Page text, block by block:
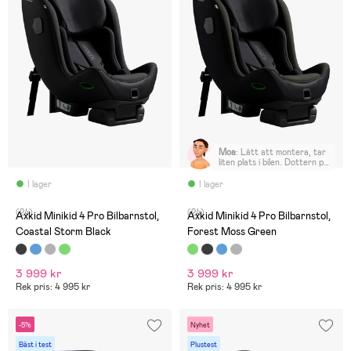
I lager
(24)
Axkid Minikid 4 Pro Bilbarnstol,
Coastal Storm Black
3 999 kr
Rek pris: 4 995 kr
I lager
Moa: Lätt att montera, tar
liten plats i bilen. Dottern på
jättebra i den. Gott om
(24)
Axkid Minikid 4 Pro Bilbarnstol,
Forest Moss Green
3 999 kr
Rek pris: 4 995 kr
-5%
Bäst i test
Nyhet
Plustest